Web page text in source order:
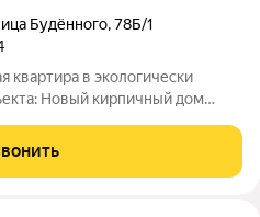
Будённого,78Б/1
квартира в экологически
дом
и